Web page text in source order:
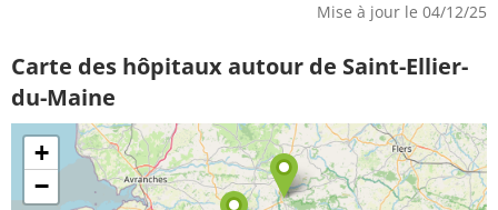
Mise à jour le 04/12/25
Carte des hôpitaux autour de Saint-Ellier-
du-Maine
+
−